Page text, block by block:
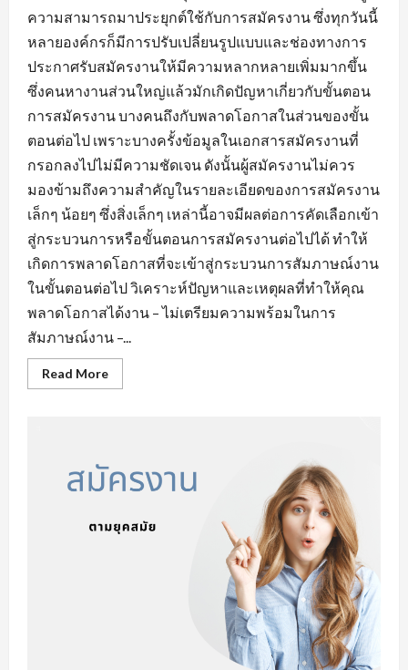
ความสามารถมาประยุกต์ใช้กับการสมัครงาน ซึ่งทุกวันนี้
หลายองค์กรก็มีการปรับเปลี่ยนรูปแบบและช่องทางการ
ประกาศรับสมัครงานให้มีความหลากหลายเพิ่มมากขึ้น
ซึ่งคนหางานส่วนใหญ่แล้วมักเกิดปัญหาเกี่ยวกับขั้นตอน
การสมัครงาน บางคนถึงกับพลาดโอกาสในส่วนของขั้น
ตอนต่อไป เพราะบางครั้งข้อมูลในเอกสารสมัครงานที่
กรอกลงไปไม่มีความชัดเจน ดังนั้นผู้สมัครงานไม่ควร
มองข้ามถึงความสำคัญในรายละเอียดของการสมัครงาน
เล็กๆ น้อยๆ ซึ่งสิ่งเล็กๆ เหล่านี้อาจมีผลต่อการคัดเลือกเข้า
สู่กระบวนการหรือขั้นตอนการสมัครงานต่อไปได้ ทำให้
เกิดการพลาดโอกาสที่จะเข้าสู่กระบวนการสัมภาษณ์งาน
ในขั้นตอนต่อไป วิเคราะห์ปัญหาและเหตุผลที่ทำให้คุณ
พลาดโอกาสได้งาน – ไม่เตรียมความพร้อมในการ
สัมภาษณ์งาน –...
Read MoreRead
more
หา
งาน
จะ
ทำให้